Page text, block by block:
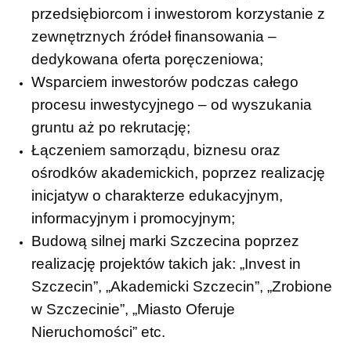
przedsiębiorcom i inwestorom korzystanie z
zewnętrznych źródeł finansowania –
dedykowana oferta poręczeniowa;
Wsparciem inwestorów podczas całego
procesu inwestycyjnego – od wyszukania
gruntu aż po rekrutację;
Łączeniem samorządu, biznesu oraz
ośrodków akademickich, poprzez realizację
inicjatyw o charakterze edukacyjnym,
informacyjnym i promocyjnym;
Budową silnej marki Szczecina poprzez
realizację projektów takich jak: „Invest in
Szczecin”, „Akademicki Szczecin”, „Zrobione
w Szczecinie”, „Miasto Oferuje
Nieruchomości” etc.